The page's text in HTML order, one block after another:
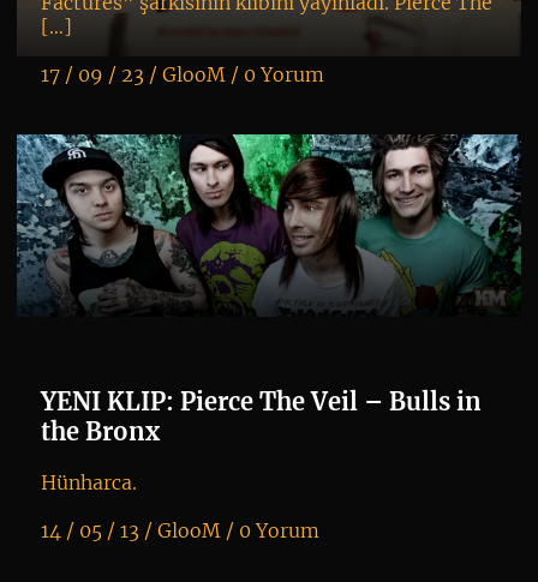
[…]
17 / 09 / 23 / GlooM/ 0 Yorum
YENI KLIP: Pierce The Veil – Bulls in
the Bronx
Hünharca.
14 / 05 / 13 / GlooM/ 0 Yorum